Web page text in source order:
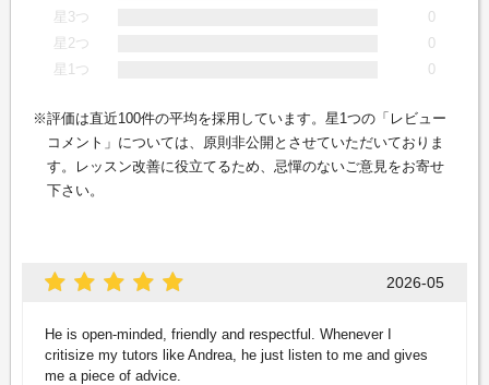
星3つ
0
星2つ
0
星1つ
0
評価は直近100件の平均を採用しています。星1つの「レビュー
コメント」については、原則非公開とさせていただいておりま
す。レッスン改善に役立てるため、忌憚のないご意見をお寄せ
下さい。
2026-05
He is open-minded, friendly and respectful. Whenever I
critisize my tutors like Andrea, he just listen to me and gives
me a piece of advice.